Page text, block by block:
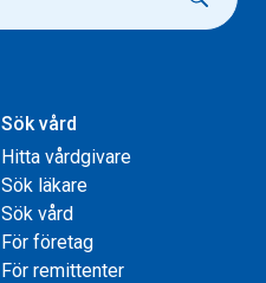
Sök vård
Hitta vårdgivare
Sök läkare
Sök vård
För företag
För remittenter